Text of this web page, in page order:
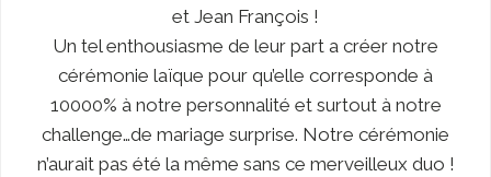
grâce à à eve de Event et vous , je vous les
recommandes chaleureusement ! Claudie et Jean
Francois sont parfaits dans leurs rôles. Ils
s’intéressent à vous et votre histoire et vous font
une cérémonie à votre image. De plus ils mettent
le coeur a l’ouvrage, vous garderez un souvenir